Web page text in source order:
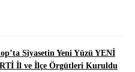
Siyasetin Yeni Yüzü YENİ
İl ve İlçe Örgütleri Kuruldu